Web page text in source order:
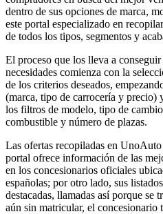
dentro de sus opciones de marca,
este portal especializado en
de todos los tipos, segmentos y
El proceso que los lleva a
necesidades comienza con la
de los criterios deseados,
(marca, tipo de carrocería y precio)
los filtros de modelo, tipo de
combustible y número de plazas.
Las ofertas recopiladas en
portal ofrece información de las
en los concesionarios oficiales
españolas; por otro lado, sus
destacadas, llamadas así porque se
aún sin matricular, el concesionario